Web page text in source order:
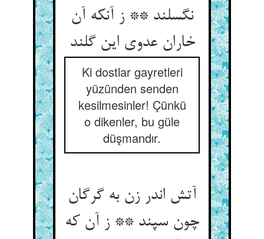
نگسلند ** ز آنکه آن
خاران عدوی این گلند
Ki dostlar gayretleri
yüzünden senden
kesilmesinler! Çünkü
o dikenler, bu güle
düşmandır.
آتش اندر زن به گرگان
چون سپند ** ز آن که